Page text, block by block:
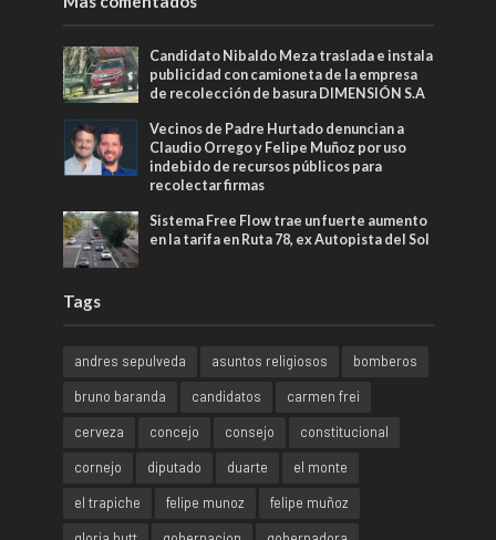
Candidato Nibaldo Meza traslada e instala
publicidad con camioneta de la empresa
de recolección de basura DIMENSIÓN S.A
Vecinos de Padre Hurtado denuncian a
Claudio Orrego y Felipe Muñoz por uso
indebido de recursos públicos para
recolectar firmas
Sistema Free Flow trae un fuerte aumento
en la tarifa en Ruta 78, ex Autopista del Sol
Tags
andres sepulveda asuntos religiosos
bomberos
bruno baranda
candidatos
carmen frei
cerveza
concejo consejo
constitucional
cornejo
diputado duarte
el monte
el trapiche
felipe munoz
felipe muñoz